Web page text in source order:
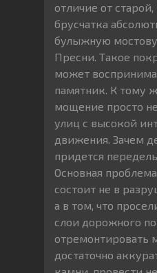
отличие от старой,
брусчатка
булыжную
Пресни. Такое
может
памятник. К тому
мощение просто
улиц с высокой
движения. Зачем
придется
Основная
состоит не в
а в том, что
слои дорожного
отремонтировать
достаточно